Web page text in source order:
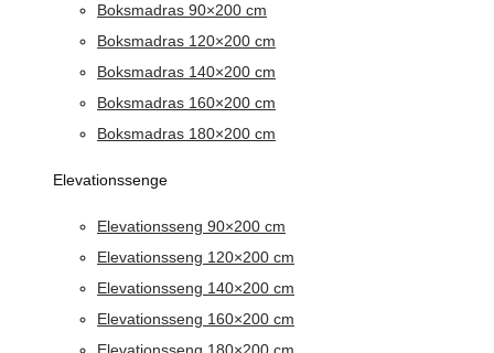
Boksmadras 90×200 cm
Boksmadras 120×200 cm
Boksmadras 140×200 cm
Boksmadras 160×200 cm
Boksmadras 180×200 cm
Elevationssenge
Elevationsseng 90×200 cm
Elevationsseng 120×200 cm
Elevationsseng 140×200 cm
Elevationsseng 160×200 cm